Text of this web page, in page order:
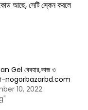
আছে, সেটি স্কেন করলে
Gel বেবহার,কাজ ও
nogorbazarbd.com
10, 2022